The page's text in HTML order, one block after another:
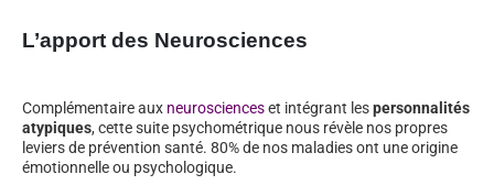
L’apport des Neurosciences
Complémentaire aux neuroscienceset intégrant lespersonnalités
atypiques, cette suite psychométrique nous révèle nos propres
leviers de prévention santé. 80% de nos maladies ont une origine
émotionnelle ou psychologique.